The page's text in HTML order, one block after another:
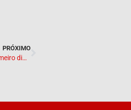
PRÓXIMO
SINTESPEM protocola pauta de reivindicação 2024 e tem primeiro diálogo com novo secretário de educação de Presidente Dutra